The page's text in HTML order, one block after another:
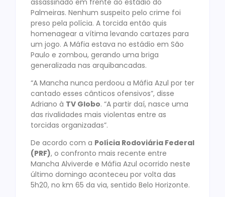
Palmeiras. Nenhum suspeito pelo crime foi
preso pela polícia. A torcida então quis
homenagear a vítima levando cartazes para
um jogo. A Máfia estava no estádio em São
Paulo e zombou, gerando uma briga
generalizada nas arquibancadas.
“A Mancha nunca perdoou a Máfia Azul por ter
cantado esses cânticos ofensivos”, disse
Adriano à TV Globo. “A partir daí, nasce uma
das rivalidades mais violentas entre as
torcidas organizadas”.
De acordo com a Polícia Rodoviária Federal
(PRF), o confronto mais recente entre
Mancha Alviverde e Máfia Azul ocorrido neste
último domingo aconteceu por volta das
5h20, no km 65 da via, sentido Belo Horizonte.